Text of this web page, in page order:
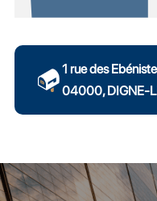
1 rue des
04000, DIGNE-